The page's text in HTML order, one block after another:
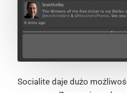
Socialite daje dużo